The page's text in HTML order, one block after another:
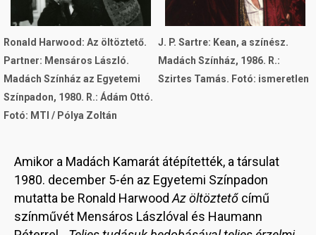
Ronald Harwood: Az öltöztető.
Partner: Mensáros László.
Madách Színház az Egyetemi
Színpadon, 1980. R.: Ádám Ottó.
Fotó: MTI / Pólya Zoltán
J. P. Sartre: Kean, a színész.
Madách Színház, 1986. R.:
Szirtes Tamás. Fotó: ismeretlen
Amikor a Madách Kamarát átépítették, a társulat
1980. december 5-én az Egyetemi Színpadon
mutatta be Ronald Harwood Az öltöztető című
színművét Mensáros Lászlóval és Haumann